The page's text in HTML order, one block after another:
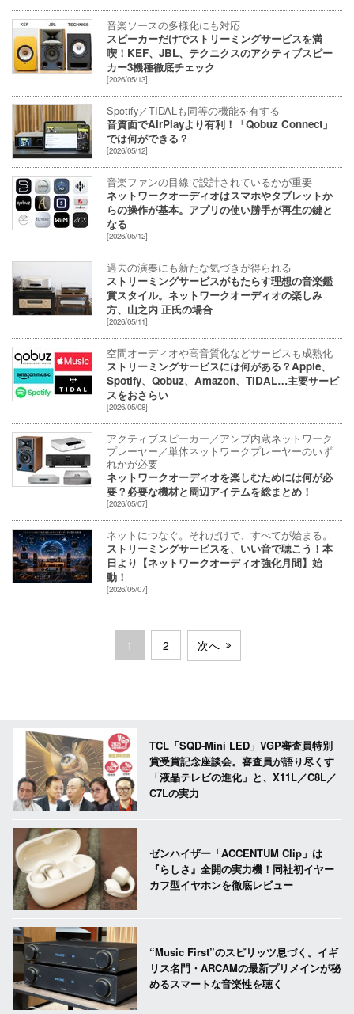
音楽ソースの多様化にも対応
スピーカーだけでストリーミングサービスを満
喫！KEF、JBL、テクニクスのアクティブスピー
カー3機種徹底チェック
[2026/05/13]
Spotify／TIDALも同等の機能を有する
音質面でAirPlayより有利！「Qobuz Connect」
では何ができる？
[2026/05/12]
音楽ファンの目線で設計されているかが重要
ネットワークオーディオはスマホやタブレットか
らの操作が基本。アプリの使い勝手が再生の鍵と
なる
[2026/05/12]
過去の演奏にも新たな気づきが得られる
ストリーミングサービスがもたらす理想の音楽鑑
賞スタイル。ネットワークオーディオの楽しみ
方、山之内 正氏の場合
[2026/05/11]
空間オーディオや高音質化などサービスも成熟化
ストリーミングサービスには何がある？Apple、
Spotify、Qobuz、Amazon、TIDAL…主要サービ
スをおさらい
[2026/05/08]
アクティブスピーカー／アンプ内蔵ネットワーク
プレーヤー／単体ネットワークプレーヤーのいず
れかが必要
ネットワークオーディオを楽しむためには何が必
要？必要な機材と周辺アイテムを総まとめ！
[2026/05/07]
ネットにつなぐ。それだけで、すべてが始まる。
ストリーミングサービスを、いい音で聴こう！本
日より【ネットワークオーディオ強化月間】始
動！
[2026/05/07]
1 2 次へ
TCL「SQD-Mini LED」VGP審査員特別
賞受賞記念座談会。審査員が語り尽くす
「液晶テレビの進化」と、X11L／C8L／
C7Lの実力
ゼンハイザー「ACCENTUM Clip」は
『らしさ』全開の実力機！同社初イヤー
カフ型イヤホンを徹底レビュー
“Music First”のスピリッツ息づく。イギ
リス名門・ARCAMの最新プリメインが秘
めるスマートな音楽性を聴く